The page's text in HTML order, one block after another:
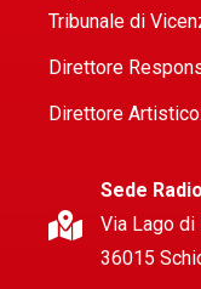
Tribunale di
Direttore
Direttore
Sede Radio
Via Lago di
36015